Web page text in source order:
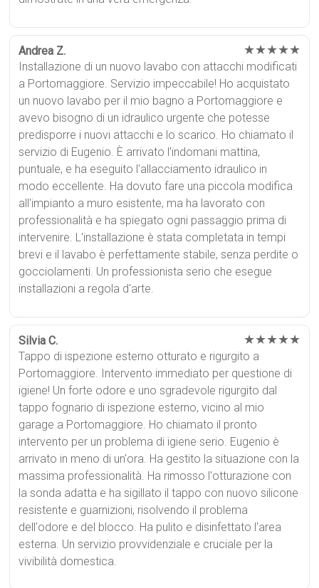
Andrea Z. ★★★★★
Installazione di un nuovo lavabo con attacchi modificati
a Portomaggiore. Servizio impeccabile! Ho acquistato
un nuovo lavabo per il mio bagno a Portomaggiore e
avevo bisogno di un idraulico urgente che potesse
predisporre i nuovi attacchi e lo scarico. Ho chiamato il
servizio di Eugenio. È arrivato l'indomani mattina,
puntuale, e ha eseguito l'allacciamento idraulico in
modo eccellente. Ha dovuto fare una piccola modifica
all'impianto a muro esistente, ma ha lavorato con
professionalità e ha spiegato ogni passaggio prima di
intervenire. L'installazione è stata completata in tempi
brevi e il lavabo è perfettamente stabile, senza perdite o
gocciolamenti. Un professionista serio che esegue
installazioni a regola d'arte.
Silvia C. ★★★★★
Tappo di ispezione esterno otturato e rigurgito a
Portomaggiore. Intervento immediato per questione di
igiene! Un forte odore e uno sgradevole rigurgito dal
tappo fognario di ispezione esterno, vicino al mio
garage a Portomaggiore. Ho chiamato il pronto
intervento per un problema di igiene serio. Eugenio è
arrivato in meno di un'ora. Ha gestito la situazione con la
massima professionalità. Ha rimosso l'otturazione con
la sonda adatta e ha sigillato il tappo con nuovo silicone
resistente e guarnizioni, risolvendo il problema
dell'odore e del blocco. Ha pulito e disinfettato l'area
esterna. Un servizio provvidenziale e cruciale per la
vivibilità domestica.